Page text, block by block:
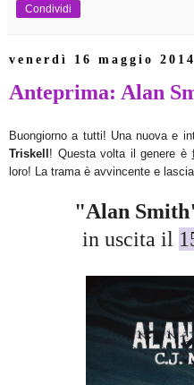
Condividi
venerdì 16 maggio 2014
Anteprima: Alan
Buongiorno a tutti! Una nuova e
Triskell ! Questa volta il genere è
loro! La trama è avvincente e
"Alan
in uscita il